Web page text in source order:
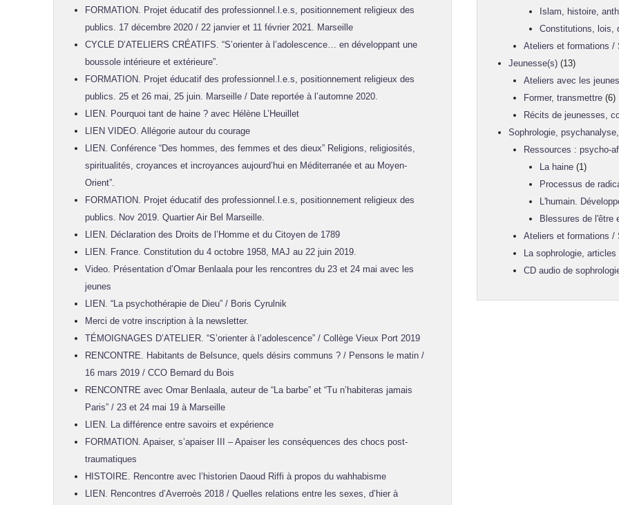
FORMATION. Projet éducatif des professionnel.l.e.s, positionnement religieux des
publics. 17 décembre 2020 / 22 janvier et 11 février 2021. Marseille
CYCLE D’ATELIERS CRÉATIFS. “S’orienter à l’adolescence… en développant une
boussole intérieure et extérieure”.
FORMATION. Projet éducatif des professionnel.l.e.s, positionnement religieux des
publics. 25 et 26 mai, 25 juin. Marseille / Date reportée à l’automne 2020.
LIEN. Pourquoi tant de haine ? avec Hélène L’Heuillet
LIEN VIDEO. Allégorie autour du courage
LIEN. Conférence “Des hommes, des femmes et des dieux” Religions, religiosités,
spiritualités, croyances et incroyances aujourd’hui en Méditerranée et au Moyen-
Orient”.
FORMATION. Projet éducatif des professionnel.l.e.s, positionnement religieux des
publics. Nov 2019. Quartier Air Bel Marseille.
LIEN. Déclaration des Droits de l’Homme et du Citoyen de 1789
LIEN. France. Constitution du 4 octobre 1958, MAJ au 22 juin 2019.
Video. Présentation d’Omar Benlaala pour les rencontres du 23 et 24 mai avec les
jeunes
LIEN. “La psychothérapie de Dieu” / Boris Cyrulnik
Merci de votre inscription à la newsletter.
TÉMOIGNAGES D’ATELIER. “S’orienter à l’adolescence” / Collège Vieux Port 2019
RENCONTRE. Habitants de Belsunce, quels désirs communs ? / Pensons le matin /
16 mars 2019 / CCO Bernard du Bois
RENCONTRE avec Omar Benlaala, auteur de “La barbe” et “Tu n’habiteras jamais
Paris” / 23 et 24 mai 19 à Marseille
LIEN. La différence entre savoirs et expérience
FORMATION. Apaiser, s’apaiser III – Apaiser les conséquences des chocs post-
traumatiques
HISTOIRE. Rencontre avec l’historien Daoud Riffi à propos du wahhabisme
LIEN. Rencontres d’Averroès 2018 / Quelles relations entre les sexes, d’hier à
Islam, histoire,
Constitutions, lois,
Ateliers et formations /
Jeunesse(s)(13)
Ateliers avec les jeunes
Former, transmettre (6)
Récits de jeunesses,
Sophrologie,
Ressources : psycho-
La haine(1)
Processus de
L'humain.
Blessures de l'être
Ateliers et formations /
La sophrologie, articles
CD audio de